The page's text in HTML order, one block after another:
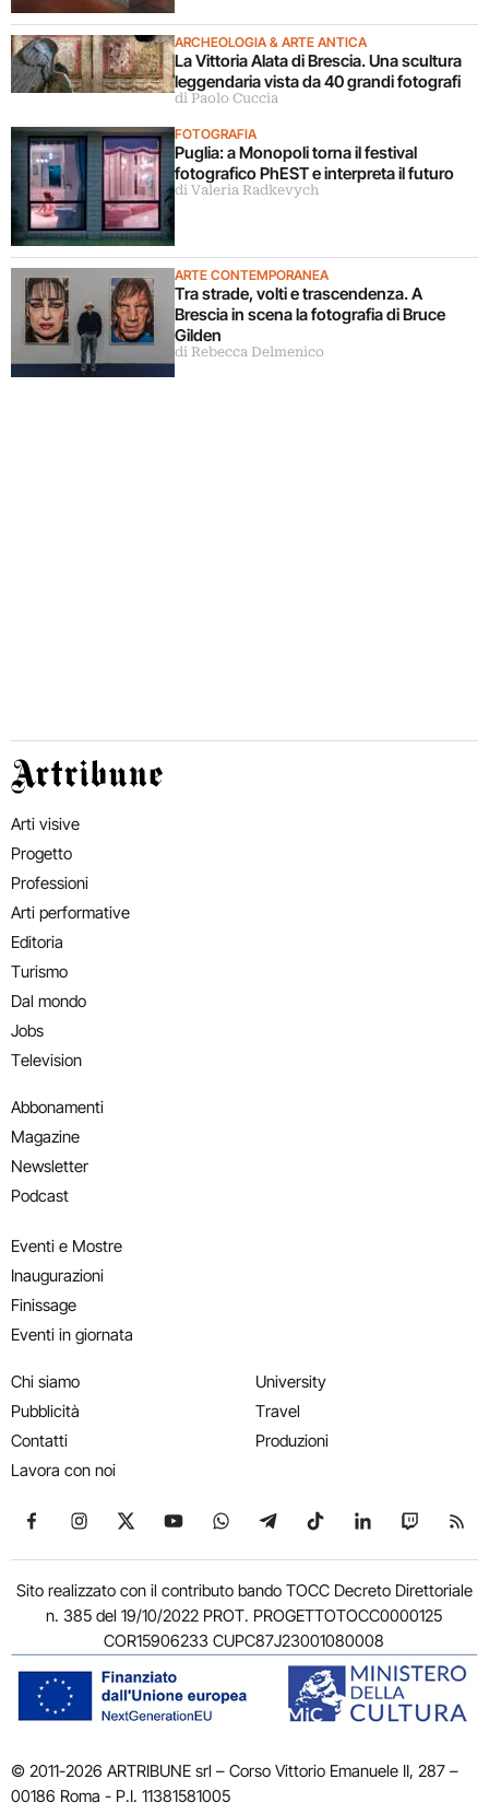
ARCHEOLOGIA & ARTE ANTICA
La Vittoria Alata di Brescia. Una scultura
leggendaria vista da 40 grandi fotografi
di Paolo Cuccia
FOTOGRAFIA
Puglia: a Monopoli torna il festival
fotografico PhEST e interpreta il futuro
di Valeria Radkevych
ARTE CONTEMPORANEA
Tra strade, volti e trascendenza. A
Brescia in scena la fotografia di Bruce
Gilden
di Rebecca Delmenico
Artribune
Arti visive
Progetto
Professioni
Arti performative
Editoria
Turismo
Dal mondo
Jobs
Television
Abbonamenti
Magazine
Newsletter
Podcast
Eventi e Mostre
Inaugurazioni
Finissage
Eventi in giornata
Chi siamo
Pubblicità
Contatti
Lavora con noi
University
Travel
Produzioni
Seguici su Facebook
Seguici su Instagram
Seguici su X
Seguici su YouTube
Seguici su WhatsApp
Seguici su Telegram
Seguici su TikTok
Seguici su
Seguici
Sito realizzato con il contributo bando TOCC Decreto Direttoriale
n. 385 del 19/10/2022 PROT. PROGETTOTOCC0000125
COR15906233 CUPC87J23001080008
© 2011-2026 ARTRIBUNE srl – Corso Vittorio Emanuele II, 287 –
00186 Roma - P.I. 11381581005